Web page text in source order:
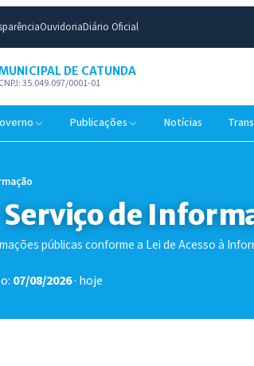
OuvidoriaDiário Oficial
DE CATUNDA
35.049.097/0001-01
Publicações Notícias
de
públicas conforme a Lei de Acesso à
07/08/2026· hoje